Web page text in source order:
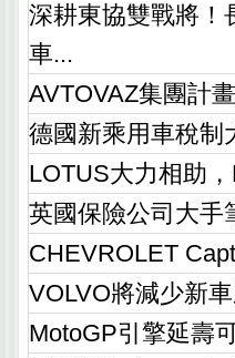
深耕東協雙戰將！
車...
AVTOVAZ集團計
德國新乘用車稅制
LOTUS大力相助
英國保險公司大手
CHEVROLET
VOLVO將減少新
MotoGP引擎延壽